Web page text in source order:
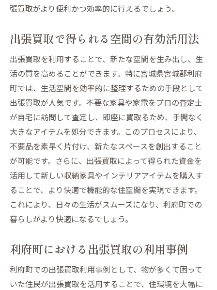
効率的な出張買取のステップガイド
する方法
出張買取で家事を効率化するヒント
利府町での効率的な出張買取の選択基準
出張買取で暮らしをスリム化する秘策
利府町の住まいで出張買取を利用するメリ
ット
自宅で簡単！利府町の出張買取サービスの魅力
出張買取が利府町住民に人気の理由
自宅でできる簡単な出張買取の利用法
利府町での便利な出張買取の流れ
出張買取サービスの手軽さを体験しよう
利府町での出張買取の魅力的な特徴
方法
出張買取で利府町の生活空間をスッキリとさせ
る方法
張買取がより便利かつ効率的に行えるでしょう。
出張買取で得られる空間の有効活用法
出張買取を利用することで、新たな空間を生み出し、生
活の質を高めることができます。特に宮城県宮城郡利府
町では、生活空間を効率的に整理するための手段として
出張買取が人気です。不要な家具や家電をプロの査定士
が自宅に訪問して査定し、即座に買取るため、手間なく
大きなアイテムを処分できます。このプロセスにより、
不要品を素早く片付け、新たなスペースを創出すること
が可能です。さらに、出張買取によって得られた資金を
活用して新しい収納家具やインテリアアイテムを購入す
ることで、より快適で機能的な住空間を実現できます。
これにより、日々の生活がスムーズになり、利府町での
暮らしがより快適になるでしょう。
利府町における出張買取の利用事例
利府町での出張買取利用事例として、物が多くて困って
いた住民が出張買取を活用することで、住環境を大幅に